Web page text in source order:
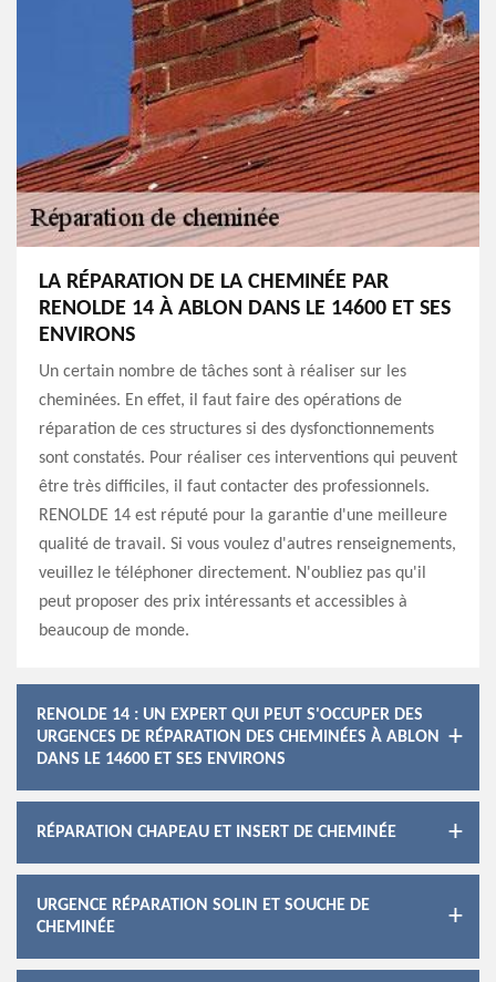
LA RÉPARATION DE LA CHEMINÉE PAR
RENOLDE 14 À ABLON DANS LE 14600 ET SES
ENVIRONS
Un certain nombre de tâches sont à réaliser sur les
cheminées. En effet, il faut faire des opérations de
réparation de ces structures si des dysfonctionnements
sont constatés. Pour réaliser ces interventions qui peuvent
être très difficiles, il faut contacter des professionnels.
RENOLDE 14 est réputé pour la garantie d'une meilleure
qualité de travail. Si vous voulez d'autres renseignements,
veuillez le téléphoner directement. N'oubliez pas qu'il
peut proposer des prix intéressants et accessibles à
beaucoup de monde.
RENOLDE 14 : UN EXPERT QUI PEUT S'OCCUPER DES
URGENCES DE RÉPARATION DES CHEMINÉES À ABLON
DANS LE 14600 ET SES ENVIRONS
RÉPARATION CHAPEAU ET INSERT DE CHEMINÉE
URGENCE RÉPARATION SOLIN ET SOUCHE DE
CHEMINÉE